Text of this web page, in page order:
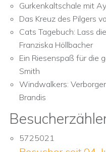
Gurkenkaltschale mit
Das Kreuz des Pilgers
Cats Tagebuch: Lass
Franziska Höllbacher
Ein Riesenspaß für die
Smith
Windwalkers:
Brandis
5725021